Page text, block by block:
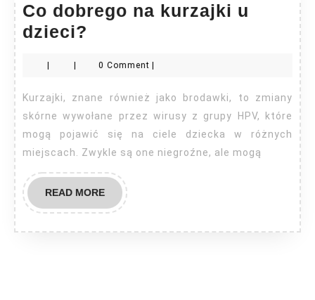
Co dobrego na kurzajki u
dzieci?
na
kurzajki
u
dzieci?
0 Comment
Kurzajki, znane również jako brodawki, to zmiany
skórne wywołane przez wirusy z grupy HPV, które
mogą pojawić się na ciele dziecka w różnych
miejscach. Zwykle są one niegroźne, ale mogą
READ MOREREAD
MORE